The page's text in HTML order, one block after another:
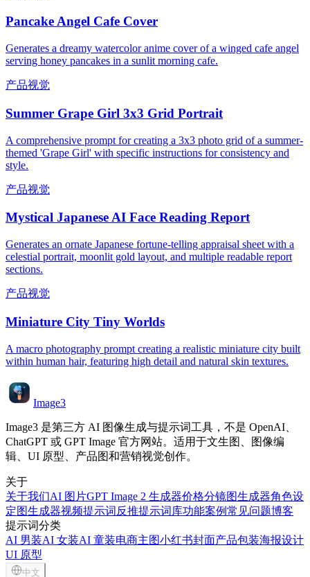
Pancake Angel Cafe Cover
Generates a dreamy watercolor anime cover of a winged cafe angel
serving honey pancakes in a sunlit morning cafe.
产品视觉
Summer Grape Girl 3x3 Grid Portrait
A comprehensive prompt for creating a 3x3 photo grid of a summer-
themed 'Grape Girl' with specific instructions for consistency and
style.
产品视觉
Mystical Japanese AI Face Reading Report
Generates an ornate Japanese fortune-telling appraisal sheet with a
celestial portrait, moonlit gold layout, and multiple readable report
sections.
产品视觉
Miniature City Tiny Worlds
A macro photography prompt creating a realistic miniature city built
within human hair, featuring high detail and natural skin textures.
Image3
Image3 是第三方 AI 图像生成与提示词工具，不是 OpenAI、
ChatGPT 或 GPT Image 官方网站。适用于文生图、图像编
辑、UI 原型、产品图和营销视觉创作。
关于
关于我们AI 图片GPT Image 2 生成器价格分镜图生成器角色设
定图生成器视频提示词反推提示词库功能案例常见问题博客
提示词分类
AI 男装AI 女装AI 童装电商主图小红书封面产品包装海报设计
UI 原型
中文